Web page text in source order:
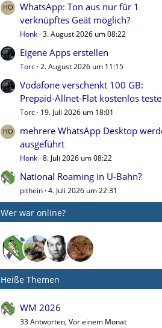
WhatsApp: Ton aus nur für 1
verknüpftes Geät möglich?
Honk 3. August 2026 um 08:22
Eigene Apps erstellen
Torc 2. August 2026 um 11:15
Vodafone verschenkt 100 GB:
Prepaid-Allnet-Flat kostenlos
Torc 19. Juli 2026 um 18:01
mehrere WhatsApp Desktop
ausgeführt
Honk 8. Juli 2026 um 08:22
National Roaming in U-Bahn?
pithein 4. Juli 2026 um 22:31
Wer war online?
Heiße Themen
WM 2026
33 Antworten, Vor einem Monat